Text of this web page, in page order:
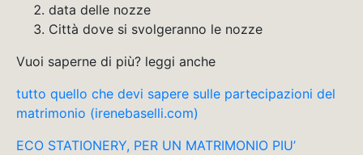
data delle nozze
Città dove si svolgeranno le nozze
Vuoi saperne di più? leggi anche
tutto quello che devi sapere sulle partecipazioni del
matrimonio (irenebaselli.com)
ECO STATIONERY, PER UN MATRIMONIO PIU’